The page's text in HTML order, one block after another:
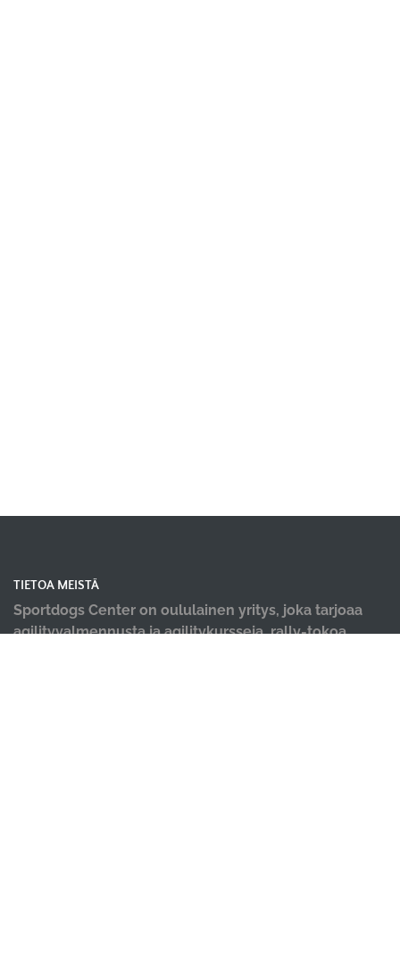
TIETOA MEISTÄ
Sportdogs Center on oululainen yritys, joka tarjoaa
agilityvalmennusta ja agilitykursseja, rally-tokoa,